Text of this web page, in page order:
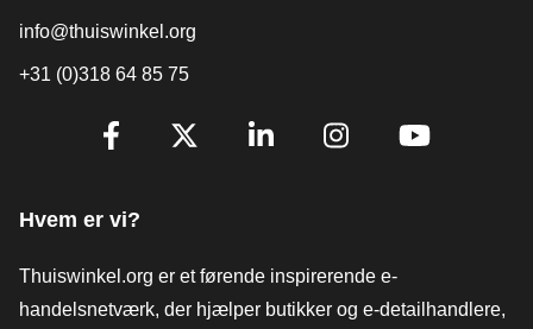
info@thuiswinkel.org
+31 (0)318 64 85 75
[_General:SocialMediaTitle]
Hvem er vi?
Thuiswinkel.org er et førende inspirerende e-
handelsnetværk, der hjælper butikker og e-detailhandlere,